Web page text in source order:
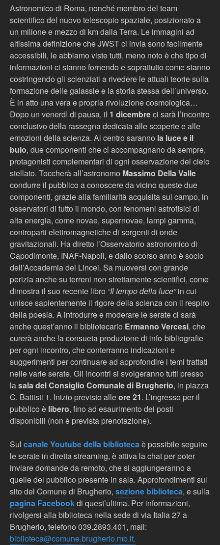
Astronomico di Roma, nonché membro del team
scientifico del nuovo telescopio spaziale, posizionato a
un milione e mezzo di km dalla Terra. Le immagini ad
altissima definizione che JWST ci invia sono facilmente
accessibili, le abbiamo viste tutti, meno noto è che tipo di
informazioni ci stanno fornendo e soprattutto come stanno
costringendo gli scienziati a rivedere le attuali teorie sulla
formazione delle galassie e la storia stessa dell’universo.
È in atto una vera e propria rivoluzione cosmologica…
Dopo un venerdì di pausa, il 1 dicembreci sarà l’incontro
conclusivo della rassegna dedicata alle scoperte e alle
emozioni della scienza. Al centro saranno la luce e il
buio, due componenti che ci accompagnano da sempre,
protagonisti complementari di ogni osservazione del cielo
stellato. Toccherà all’astronomo Massimo Della Valle
condurre il pubblico a conoscere da vicino queste due
componenti, grazie alla familiarità acquisita sul campo, in
osservatori di tutto il mondo, con fenomeni astrofisici di
alta energia, come novae, supernovae, lampi gamma,
controparti elettromagnetiche di sorgenti di onde
gravitazionali. Ha diretto l’Osservatorio astronomico di
Capodimonte, INAF-Napoli, e dallo scorso anno è socio
dell’Accademia dei Lincei. Sa muoversi con grande
perizia anche su terreni non strettamente scientifici, come
dimostra il suo recente libro “Il tempo della luce”in cui
unisce sapientemente il rigore della scienza con il respiro
della poesia. A introdurre e moderare le serate ci sarà
anche quest’anno il bibliotecario Ermanno Vercesi, che
curerà anche la consueta produzione di info-bibliografie
per ogni incontro, che conterranno indicazioni e
suggerimenti per continuare ad approfondire i temi trattati
nelle varie serate. Gli incontri si svolgeranno tutti presso
lasala del Consiglio Comunale di Brugherio, in piazza
C. Battisti 1. Inizio previsto alleore 21. L’ingresso per il
pubblico è libero, fino ad esaurimento dei posti
disponibili (non è prevista prenotazione).
Sul canale Youtube della bibliotecaè possibile seguire
le serate in diretta streaming, è attiva la chat per poter
inviare domande da remoto, che si aggiungeranno a
quelle del pubblico presente in sala. Approfondimenti sul
sito del Comune di Brugherio, sezione biblioteca, e sulla
pagina Facebookdi quest’ultima. Per informazioni,
rivolgersi alla biblioteca nella sede di via Italia 27 a
Brugherio, telefono 039.2893.401, mail:
biblioteca@comune.brugherio.mb.it.